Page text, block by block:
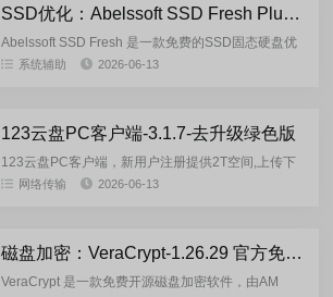
SSD优化：Abelssoft SSD Fresh Plus 2026-15.05.73582 多语言绿色便携版
Abelssoft SSD Fresh 是一款免费的SSD固态硬盘优
化工具，Abelssoft SSD Fresh 会配置你的 Windows
系统辅助 2026-06-13
123云盘PC客户端-3.1.7-去升级绿色版
123云盘PC客户端，新用户注册提供2T空间,上传下
载不限速,分享免登录下载.123云盘客户端可以在电脑
网络传输 2026-06-13
磁盘加密：VeraCrypt-1.26.29 官方免费版
VeraCrypt 是一款免费开源磁盘加密软件，由AM